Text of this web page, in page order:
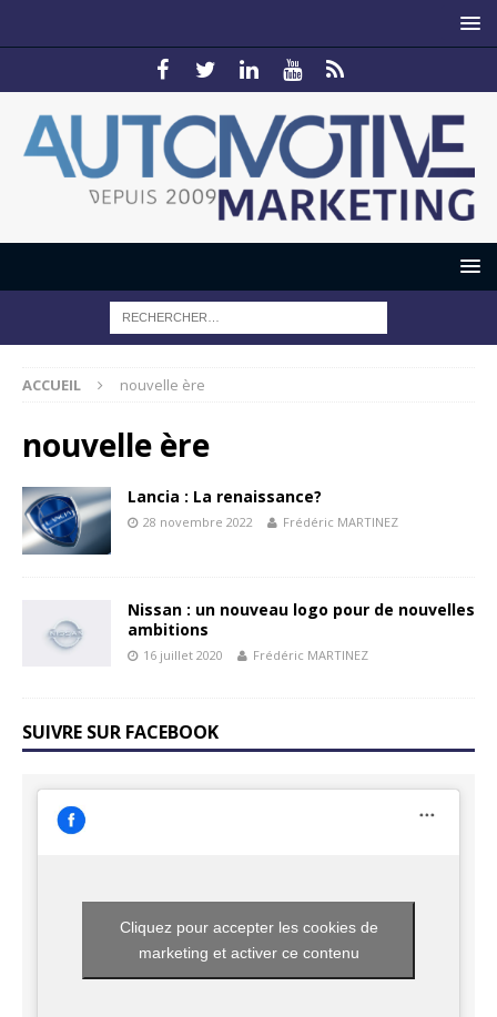
ACCUEIL nouvelle ère
nouvelle ère
Lancia : La renaissance?
28 novembre 2022 Frédéric MARTINEZ
Nissan : un nouveau logo pour de nouvelles
ambitions
16 juillet 2020 Frédéric MARTINEZ
SUIVRE SUR FACEBOOK
Cliquez pour accepter les cookies de
marketing et activer ce contenu